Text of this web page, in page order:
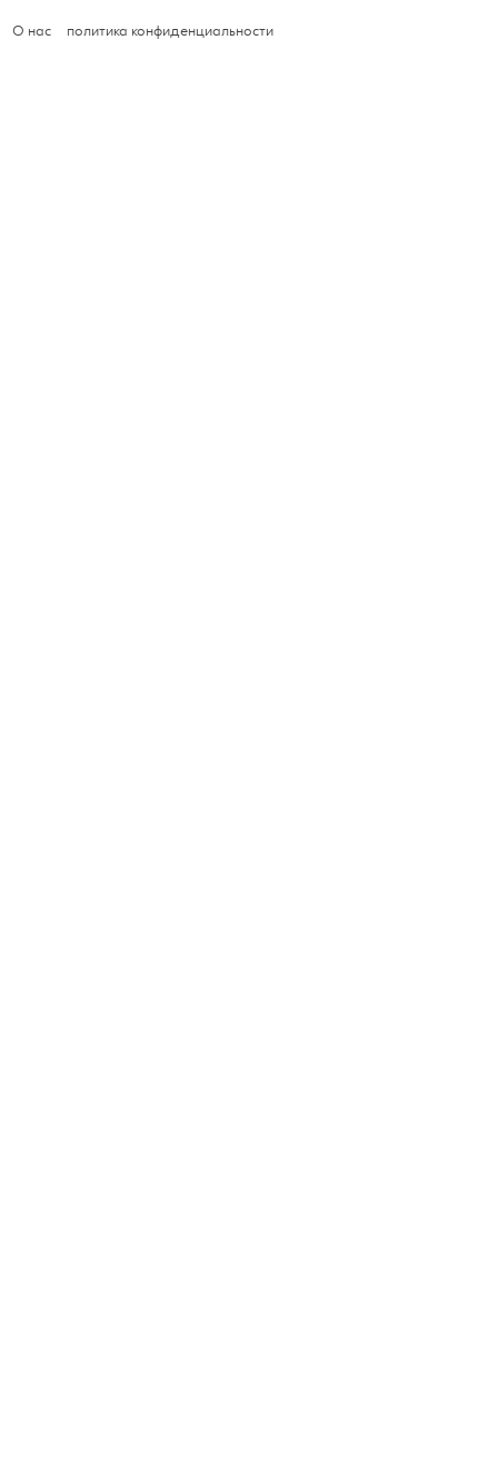
О нас политика конфиденциальности